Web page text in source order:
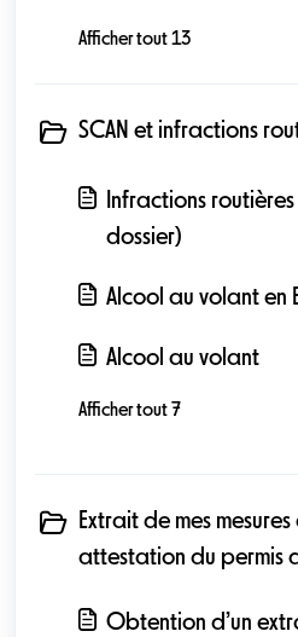
Afficher tout 13
SCAN et infractions
Infractions
dossier)
Alcool au volant en
Alcool au volant
Afficher tout 7
Extrait de mes
attestation du permis
Obtention d’un